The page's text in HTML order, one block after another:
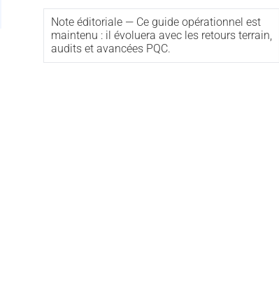
Note éditoriale — Ce guide opérationnel est
maintenu : il évoluera avec les retours terrain,
audits et avancées PQC.